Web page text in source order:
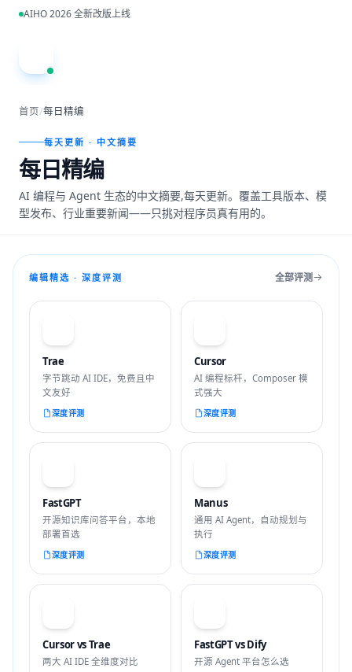
跳到主内容
AIHO 2026 全新改版上线
首页/每日精编
每天更新 · 中文摘要
每日精编
AI 编程与 Agent 生态的中文摘要,每天更新。覆盖工具版本、模
型发布、行业重要新闻——只挑对程序员真有用的。
编辑精选 · 深度评测 全部评测
Trae
字节跳动 AI IDE，免费且中
文友好
深度评测
Cursor
AI 编程标杆，Composer 模
式强大
深度评测
FastGPT
开源知识库问答平台，本地
部署首选
深度评测
Manus
通用 AI Agent，自动规划与
执行
深度评测
Cursor vs Trae
两大 AI IDE 全维度对比
FastGPT vs Dify
开源 Agent 平台怎么选